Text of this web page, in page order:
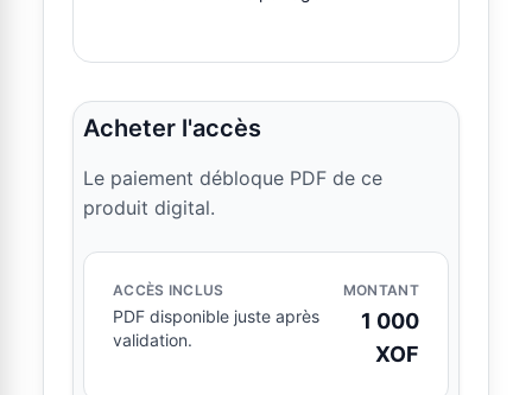
Acheter l'accès
Le paiement débloque PDF de ce
produit digital.
ACCÈS INCLUS
PDF disponible juste après
validation.
MONTANT
1 000
XOF